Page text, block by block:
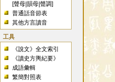
[聲母 |韻母 |聲調]
普通話音節表
其他方言讀音
工具
《說文》全文索引
《讀史方輿紀要》
成語彙輯
繁簡對照表